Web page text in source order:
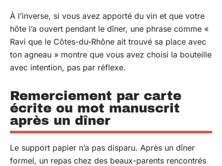
À l’inverse, si vous avez apporté du vin et que votre
hôte l’a ouvert pendant le dîner, une phrase comme «
Ravi que le Côtes-du-Rhône ait trouvé sa place avec
ton agneau » montre que vous avez choisi la bouteille
avec intention, pas par réflexe.
Remerciement par carte
écrite ou mot manuscrit
après un dîner
Le support papier n’a pas disparu. Après un dîner
formel, un repas chez des beaux-parents rencontrés